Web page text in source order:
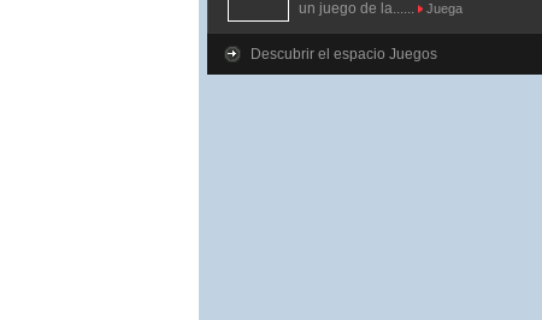
un juego de la......
Juega
Descubrir el espacio Juegos